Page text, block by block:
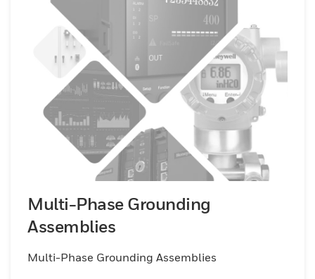
Multi-Phase Grounding
Assemblies
Multi-Phase Grounding Assemblies